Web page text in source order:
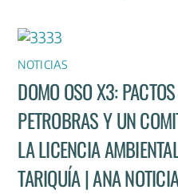
NOTICIAS
DOMO OSO X3:
PETROBRAS Y UN
LA LICENCIA
TARIQUÍA | ANA